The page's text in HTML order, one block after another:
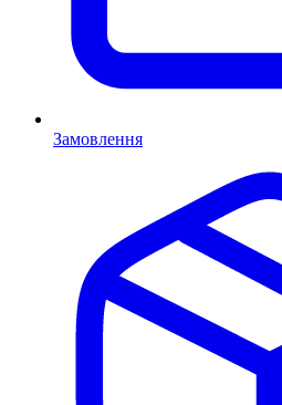
Замовлення